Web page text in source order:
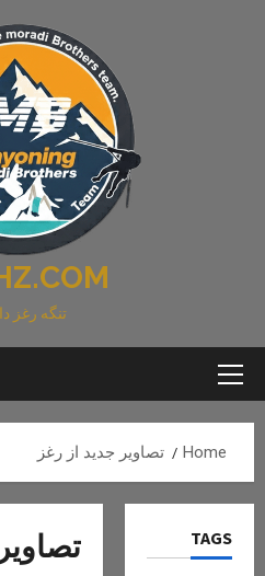
تنگه رغز
Primary
Home تصاویر جدید از رغز
TAGS